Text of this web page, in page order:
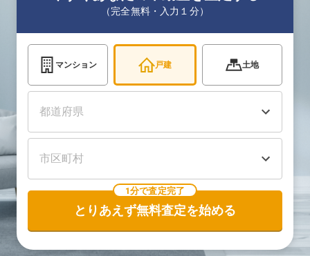
（完全無料・入力１分）
マンション 戸建 土地
1分で査定完了
とりあえず無料査定を始める